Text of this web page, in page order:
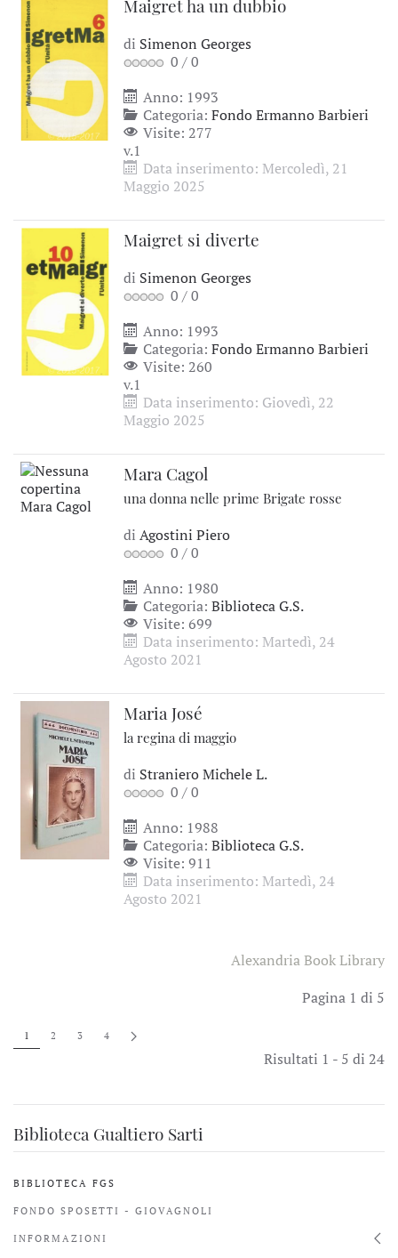
Maigret ha un dubbio
di Simenon Georges
0 /0
Anno: 1993
Categoria: Fondo Ermanno Barbieri
Visite: 277
v.1
Data inserimento: Mercoledì, 21
Maggio 2025
Maigret si diverte
di Simenon Georges
0 /0
Anno: 1993
Categoria: Fondo Ermanno Barbieri
Visite: 260
v.1
Data inserimento: Giovedì, 22
Maggio 2025
Mara Cagol
una donna nelle prime Brigate rosse
di Agostini Piero
0 /0
Anno: 1980
Categoria: Biblioteca G.S.
Visite: 699
Data inserimento: Martedì, 24
Agosto 2021
Maria José
la regina di maggio
di Straniero Michele L.
0 /0
Anno: 1988
Categoria: Biblioteca G.S.
Visite: 911
Data inserimento: Martedì, 24
Agosto 2021
Alexandria Book Library
Pagina 1 di 5
1 2 3 4
Risultati 1 - 5 di 24
Biblioteca Gualtiero Sarti
BIBLIOTECA FGS
FONDO SPOSETTI - GIOVAGNOLI
INFORMAZIONI